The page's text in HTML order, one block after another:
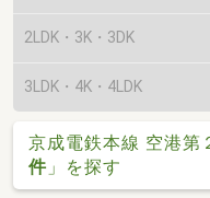
2LDK・3K・3DK
3LDK・4K・4LDK
京成電鉄本線 空港第
件 」を探す